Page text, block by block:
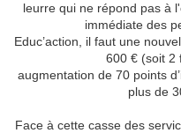
leurre qui ne répond pas à
immédiate des
Educ’action, il faut une
600 € (soit 2
augmentation de 70 points
plus de
Face à cette casse des